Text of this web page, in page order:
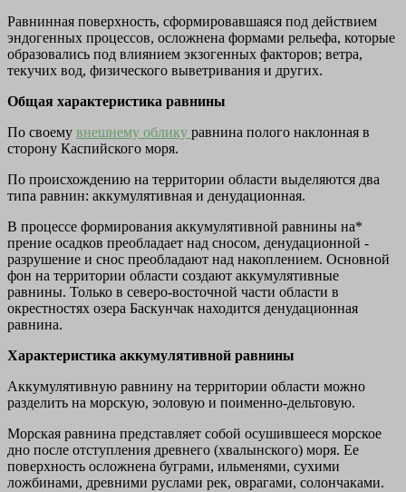
Равнинная поверхность, сформировавшаяся под действием
эндогенных процессов, осложнена формами рельефа, которые
образовались под влиянием экзогенных факторов; ветра,
текучих вод, физического выветривания и других.
Общая характеристика равнины
По своему внешнему облику равнина полого наклонная в
сторону Каспийского моря.
По происхождению на территории области выделяются два
типа равнин: аккумулятивная и денудационная.
В процессе формирования аккумулятивной равнины на*
прение осадков преобладает над сносом, денудационной -
разрушение и снос преобладают над накоплением. Основной
фон на территории области создают аккумулятивные
равнины. Только в северо-восточной части области в
окрестностях озера Баскунчак находится денудационная
равнина.
Характеристика аккумулятивной равнины
Аккумулятивную равнину на территории области можно
разделить на морскую, эоловую и поименно-дельтовую.
Морская равнина представляет собой осушившееся морское
дно после отступления древнего (хвалынского) моря. Ее
поверхность осложнена буграми, ильменями, сухими
ложбинами, древними руслами рек, оврагами, солончаками.